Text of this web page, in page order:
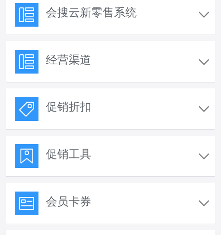
会搜云新零售系统
经营渠道
促销折扣
促销工具
会员卡券